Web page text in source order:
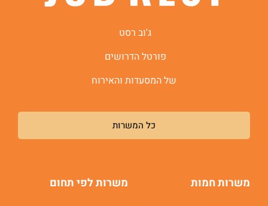
ג'וב רסט
פורטל הדרושים
של המסעדות והאירוח
כל המשרות
משרות חמות משרות לפי תחום